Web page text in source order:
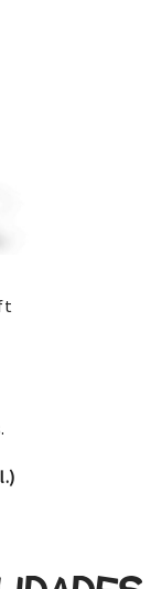
7,99 € through